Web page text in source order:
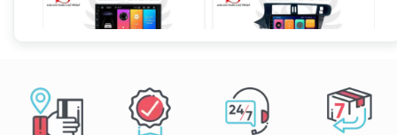
۱۷,۸۹۰,۰۰۰ تومان ۱۴,۸۹۰,۰۰۰ تومان